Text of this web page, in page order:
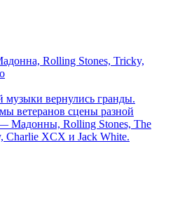
Rolling Stones, Tricky,
вернулись гранды.
ветеранов сцены разной
Мадонны, Rolling Stones, The
Charlie XCX и Jack White.